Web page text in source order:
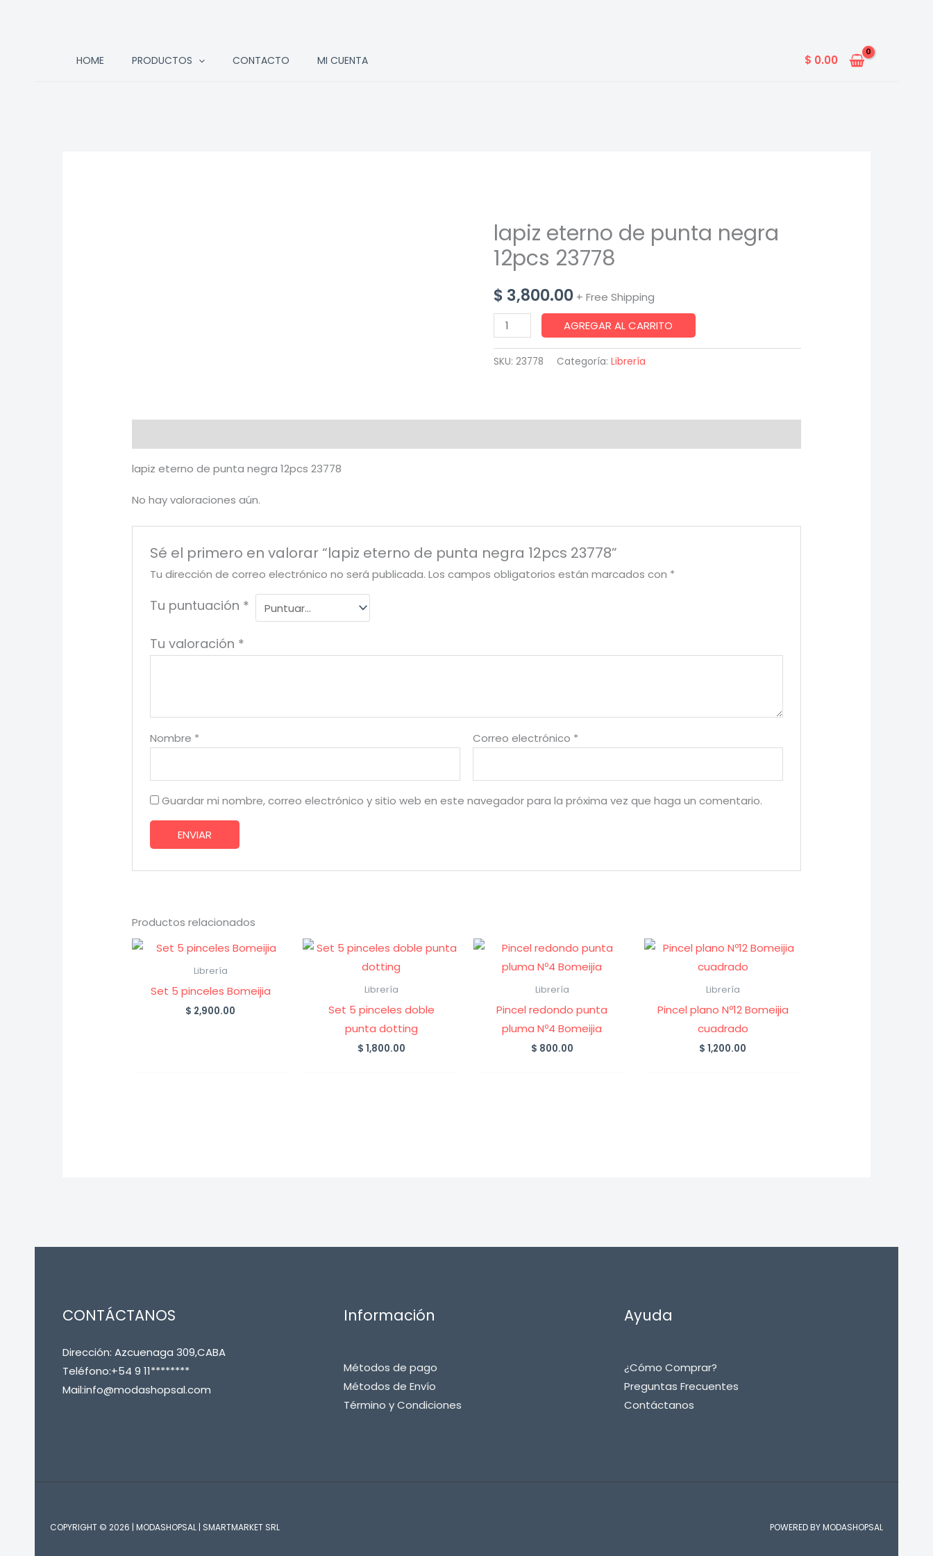
HOME PRODUCTOS CONTACTO MI CUENTA $ 0.00
lapiz eterno de punta negra
12pcs 23778
$ 3,800.00 + Free Shipping
lapiz
eterno
de
cantidad
AGREGAR AL CARRITO
SKU: 23778 Categoría: Librería
lapiz eterno de punta negra 12pcs 23778
No hay valoraciones aún.
Sé el primero en valorar “lapiz eterno de punta negra 12pcs 23778”
Tu dirección de correo electrónico no será publicada. Los campos obligatorios están marcados con *
Tu puntuación *
Tu valoración *
Nombre * Correo electrónico *
Guardar mi nombre, correo electrónico y sitio web en este navegador para la próxima vez que haga un comentario.
Productos relacionados
Librería
Set 5 pinceles Bomeijia
$ 2,900.00
Librería
Set 5 pinceles doble
punta dotting
$ 1,800.00
Librería
Pincel redondo punta
pluma Nº4 Bomeijia
$ 800.00
Librería
Pincel plano Nº12 Bomeijia
cuadrado
$ 1,200.00
CONTÁCTANOS
Dirección: Azcuenaga 309,CABA
Teléfono:+54 9 11********
Mail:info@modashopsal.com
Información
Métodos de pago
Métodos de Envío
Término y Condiciones
Ayuda
¿Cómo Comprar?
Preguntas Frecuentes
Contáctanos
COPYRIGHT © 2026 | MODASHOPSAL | SMARTMARKET SRL POWERED BY MODASHOPSAL